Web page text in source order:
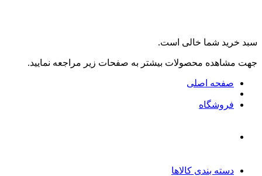
سبد خرید شما خالی است.
جهت مشاهده محصولات بیشتر به صفحات زیر مراجعه نمایید.
صفحه اصلی
فروشگاه
دسته بندی کالاها